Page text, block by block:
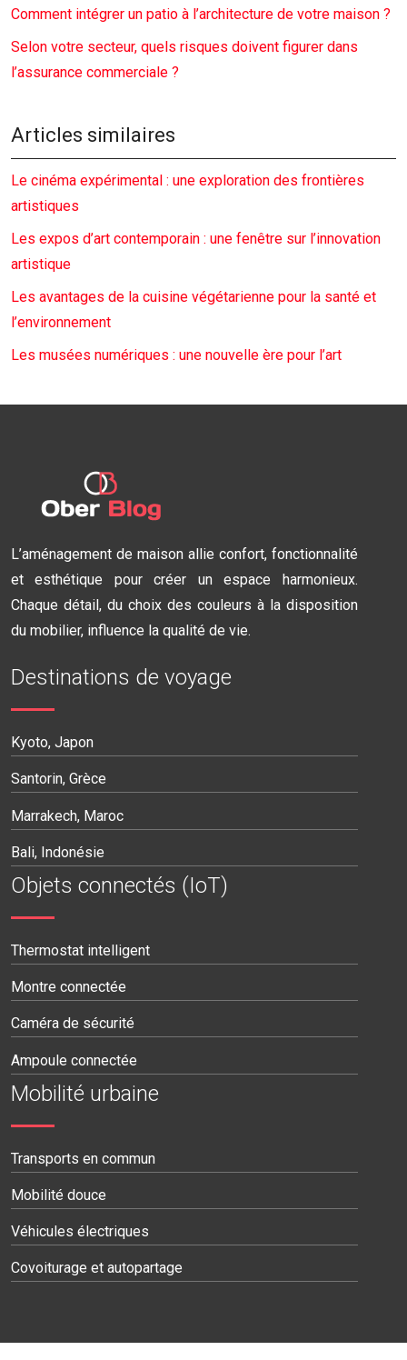
Comment intégrer un patio à l’architecture de votre maison ?
Selon votre secteur, quels risques doivent figurer dans
l’assurance commerciale ?
Articles similaires
Le cinéma expérimental : une exploration des frontières
artistiques
Les expos d’art contemporain : une fenêtre sur l’innovation
artistique
Les avantages de la cuisine végétarienne pour la santé et
l’environnement
Les musées numériques : une nouvelle ère pour l’art
L’aménagement de maison allie confort, fonctionnalité
et esthétique pour créer un espace harmonieux.
Chaque détail, du choix des couleurs à la disposition
du mobilier, influence la qualité de vie.
Destinations de voyage
Kyoto, Japon
Santorin, Grèce
Marrakech, Maroc
Bali, Indonésie
Objets connectés (IoT)
Thermostat intelligent
Montre connectée
Caméra de sécurité
Ampoule connectée
Mobilité urbaine
Transports en commun
Mobilité douce
Véhicules électriques
Covoiturage et autopartage